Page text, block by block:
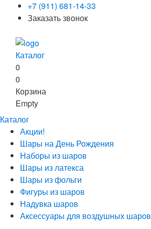
+7 (911) 681-14-33
Заказать звонок
Каталог
0
0
Корзина
Empty
Каталог
Акции!
Шары на День Рождения
Наборы из шаров
Шары из латекса
Шары из фольги
Фигуры из шаров
Надувка шаров
Аксессуары для воздушных шаров